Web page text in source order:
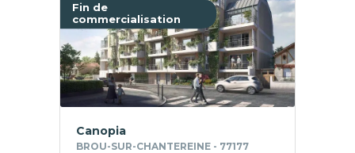
Fin de
commercialisation
Canopia
BROU-SUR-CHANTEREINE - 77177